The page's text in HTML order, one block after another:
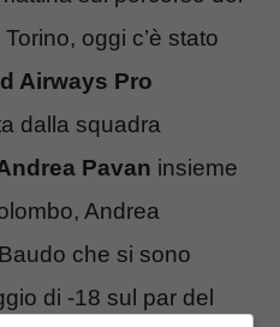
oggi c’è stato
Airways Pro
dalla squadra
Pavan insieme
Andrea
che si sono
di -18 sul par del